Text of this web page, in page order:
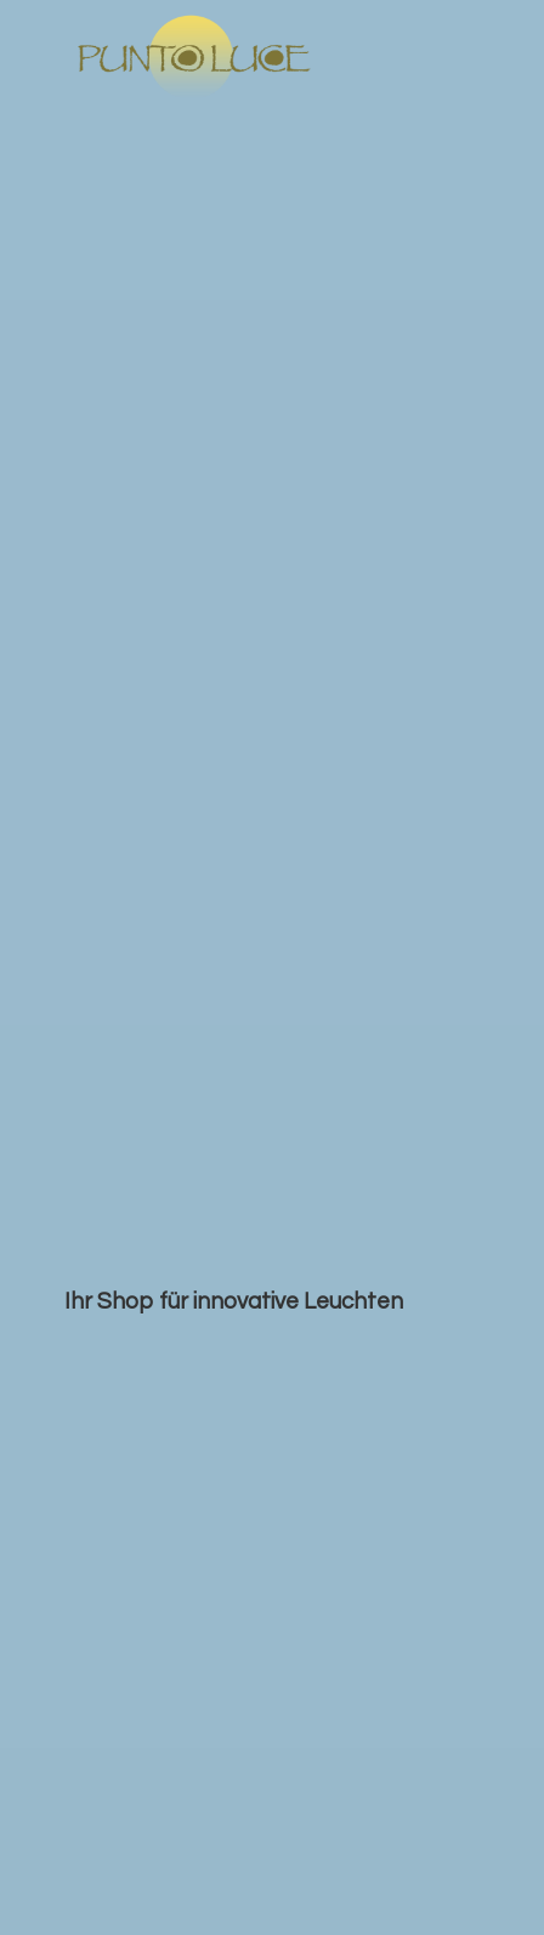
Ihr Shop fürinnovative Leuchten